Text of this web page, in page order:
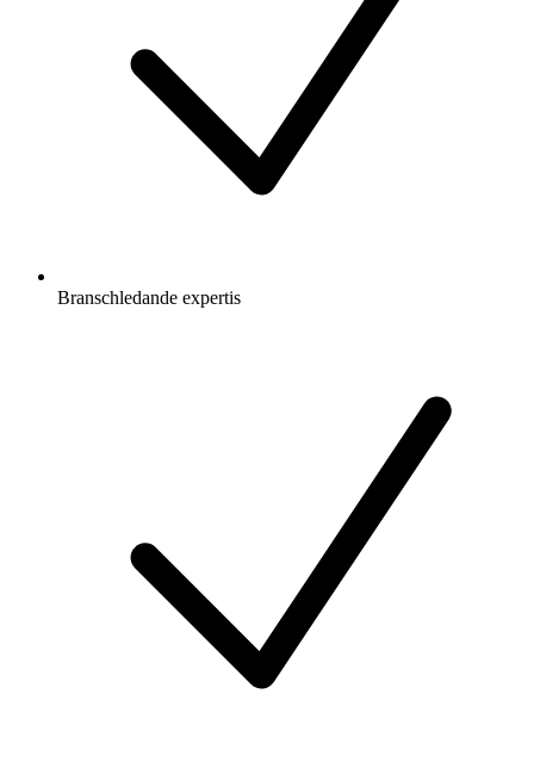
Branschledande expertis